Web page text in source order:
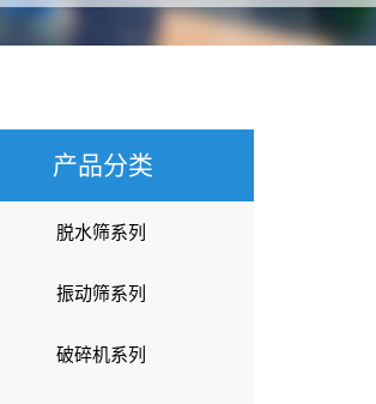
产品分类
脱水筛系列
振动筛系列
破碎机系列